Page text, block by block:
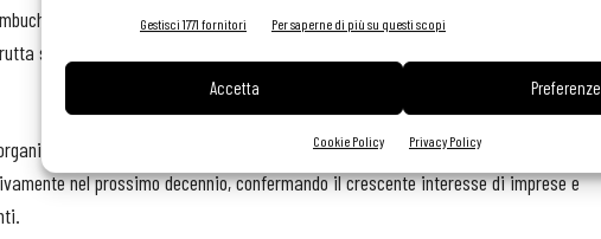
Gestisci 1771 fornitori Per saperne di più su questi scopi
Accetta Preferenze
Cookie Policy Privacy Policy
e kimchi; i grani antichi, le farine e la pasta; le proteine vegetali e i
secca, elementi fondamentali nei modelli alimentari orientati alla
il mercato globale legato alla Longevity Nutrition e all'healthy aging
nel prossimo decennio, confermando il crescente interesse di imprese e